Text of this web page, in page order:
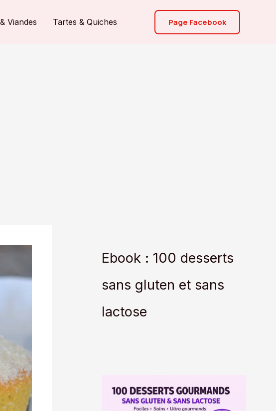
Viandes Tartes & Quiches Page Facebook
Ebook : 100 desserts
sans gluten et sans
lactose